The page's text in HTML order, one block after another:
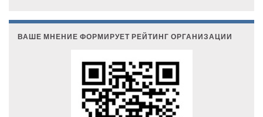
ВАШЕ МНЕНИЕ ФОРМИРУЕТ РЕЙТИНГ ОРГАНИЗАЦИИ